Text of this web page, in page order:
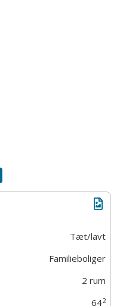
Tæt/lavt
Familieboliger
2 rum
642